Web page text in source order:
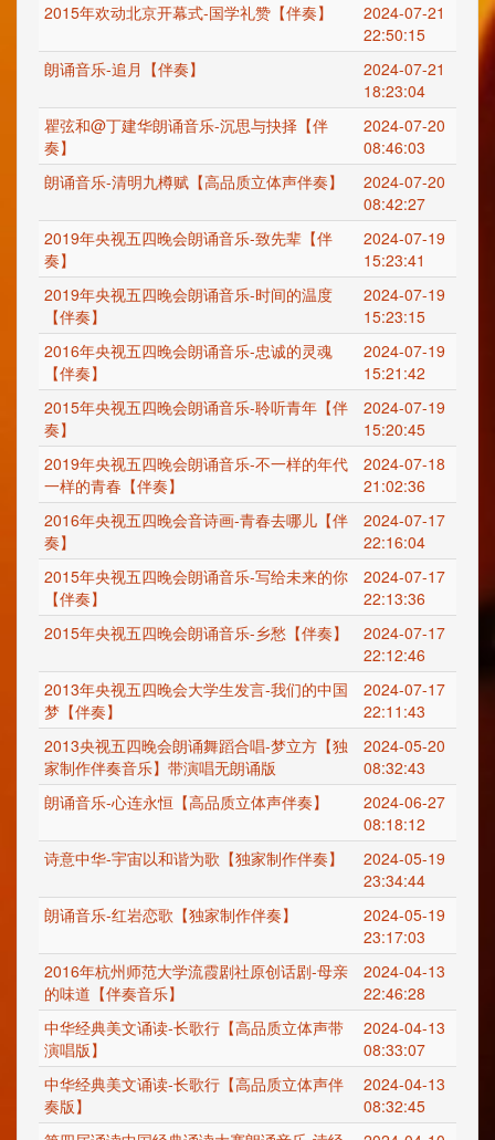
2015年欢动北京开幕式-国学礼赞【伴奏】
2024-07-21
22:50:15
朗诵音乐-追月【伴奏】
2024-07-21
18:23:04
瞿弦和@丁建华朗诵音乐-沉思与抉择【伴
奏】
2024-07-20
08:46:03
朗诵音乐-清明九樽赋【高品质立体声伴奏】
2024-07-20
08:42:27
2019年央视五四晚会朗诵音乐-致先辈【伴
奏】
2024-07-19
15:23:41
2019年央视五四晚会朗诵音乐-时间的温度
【伴奏】
2024-07-19
15:23:15
2016年央视五四晚会朗诵音乐-忠诚的灵魂
【伴奏】
2024-07-19
15:21:42
2015年央视五四晚会朗诵音乐-聆听青年【伴
奏】
2024-07-19
15:20:45
2019年央视五四晚会朗诵音乐-不一样的年代
一样的青春【伴奏】
2024-07-18
21:02:36
2016年央视五四晚会音诗画-青春去哪儿【伴
奏】
2024-07-17
22:16:04
2015年央视五四晚会朗诵音乐-写给未来的你
【伴奏】
2024-07-17
22:13:36
2015年央视五四晚会朗诵音乐-乡愁【伴奏】
2024-07-17
22:12:46
2013年央视五四晚会大学生发言-我们的中国
梦【伴奏】
2024-07-17
22:11:43
2013央视五四晚会朗诵舞蹈合唱-梦立方【独
家制作伴奏音乐】带演唱无朗诵版
2024-05-20
08:32:43
朗诵音乐-心连永恒【高品质立体声伴奏】
2024-06-27
08:18:12
诗意中华-宇宙以和谐为歌【独家制作伴奏】
2024-05-19
23:34:44
朗诵音乐-红岩恋歌【独家制作伴奏】
2024-05-19
23:17:03
2016年杭州师范大学流霞剧社原创话剧-母亲
的味道【伴奏音乐】
2024-04-13
22:46:28
中华经典美文诵读-长歌行【高品质立体声带
演唱版】
2024-04-13
08:33:07
中华经典美文诵读-长歌行【高品质立体声伴
奏版】
2024-04-13
08:32:45